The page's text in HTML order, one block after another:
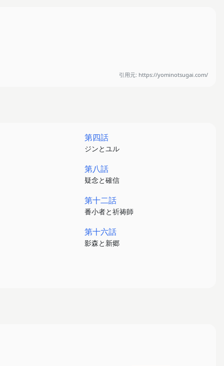
引用元: https://yominotsugai.com/
第四話
ジンとユル
第八話
疑念と確信
第十二話
番小者と祈祷師
第十六話
影森と新郷